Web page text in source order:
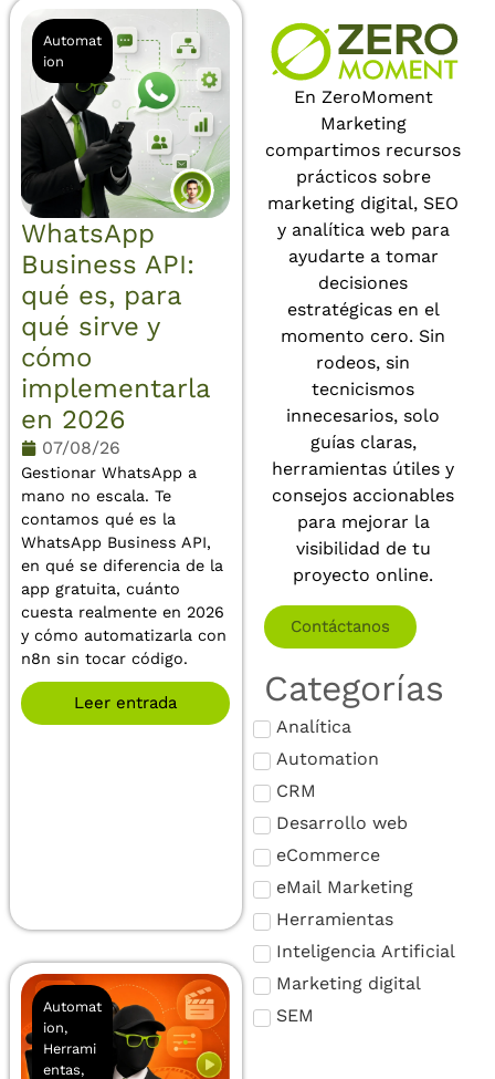
Automat
ion
WhatsApp
Business API:
qué es, para
qué sirve y
cómo
implementarla
en 2026
07/08/26
Gestionar WhatsApp a
mano no escala. Te
contamos qué es la
WhatsApp Business API,
en qué se diferencia de la
app gratuita, cuánto
cuesta realmente en 2026
y cómo automatizarla con
n8n sin tocar código.
Leer entrada
Automat
ion,
Herrami
entas,
En ZeroMoment
Marketing
compartimos recursos
prácticos sobre
marketing digital, SEO
y analítica web para
ayudarte a tomar
decisiones
estratégicas en el
momento cero. Sin
rodeos, sin
tecnicismos
innecesarios, solo
guías claras,
herramientas útiles y
consejos accionables
para mejorar la
visibilidad de tu
proyecto online.
Contáctanos
Categorías
Analítica
Automation
CRM
Desarrollo web
eCommerce
eMail Marketing
Herramientas
Inteligencia Artificial
Marketing digital
SEM